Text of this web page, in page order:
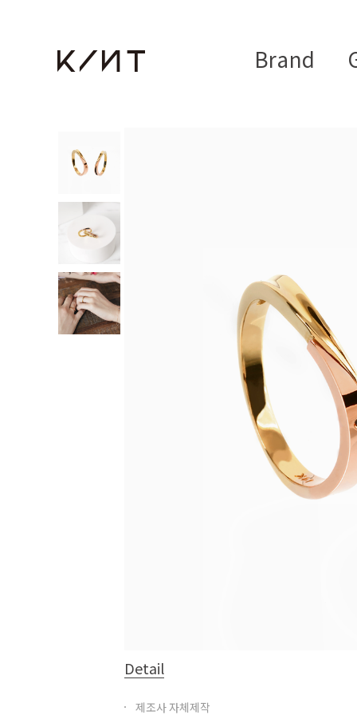
Brand
Detail
제조사 자체제작